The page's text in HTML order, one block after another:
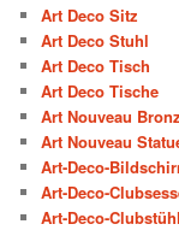
Art Deco Sitz
Art Deco Stuhl
Art Deco Tisch
Art Deco Tische
Art Nouveau
Art Nouveau
Art-Deco-
Art-Deco-
Art-Deco-